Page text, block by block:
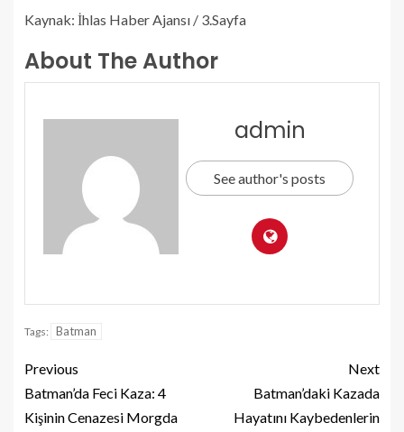
Kaynak: İhlas Haber Ajansı / 3.Sayfa
About The Author
admin
See author's posts
Tags: Batman
Previous
Batman’da Feci Kaza: 4
Kişinin Cenazesi Morgda
Next
Batman’daki Kazada
Hayatını Kaybedenlerin